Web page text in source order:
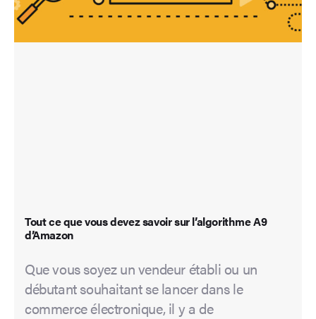
Tout ce que vous devez savoir sur l’algorithme A9
d’Amazon
Que vous soyez un vendeur établi ou un
débutant souhaitant se lancer dans le
commerce électronique, il y a de